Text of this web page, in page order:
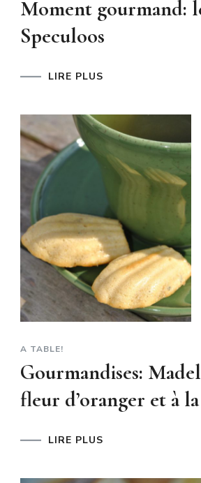
Moment gourmand:
Speculoos
LIRE PLUS
A TABLE!
Gourmandises:
fleur d’oranger et à
LIRE PLUS